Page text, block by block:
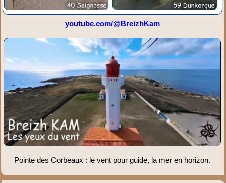
youtube.com/@BreizhKam
Pointe des Corbeaux : le vent pour guide, la mer en horizon.